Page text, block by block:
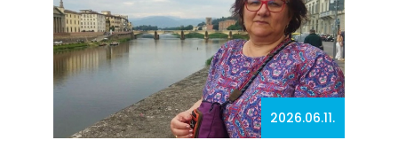
2026.06.11.